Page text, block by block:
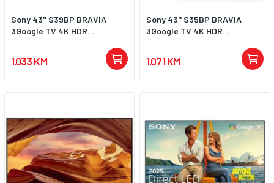
Sony 43'' S39BP BRAVIA
3Google TV 4K HDR...
1.033 KM
Sony 43'' S35BP BRAVIA
3Google TV 4K HDR...
1.071 KM